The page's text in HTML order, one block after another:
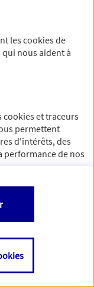
concernant. Pour
lescookiesde
qui nous aident à
cookies et traceurs
permettent
d'intérêts, des
performance de nos
comme de